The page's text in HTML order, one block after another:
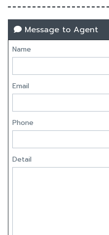
Message to Agent
Name
Email
Phone
Detail